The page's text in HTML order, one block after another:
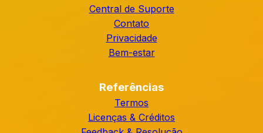
Central de Suporte
Contato
Privacidade
Bem-estar
Referências
Termos
Licenças & Créditos